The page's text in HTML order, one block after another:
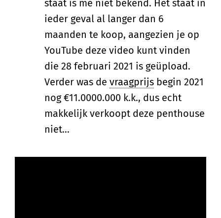
staat is me niet bekend. Het staat in
ieder geval al langer dan 6
maanden te koop, aangezien je op
YouTube deze video kunt vinden
die 28 februari 2021 is geüpload.
Verder was de vraagprijs begin 2021
nog €11.0000.000 k.k., dus echt
makkelijk verkoopt deze penthouse
niet…